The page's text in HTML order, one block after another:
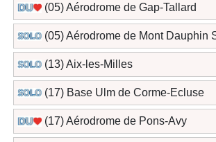
(05) Aérodrome de Gap-Tallard
(05) Aérodrome de Mont Dauphin
(13) Aix-les-Milles
(17) Base Ulm de Corme-Ecluse
(17) Aérodrome de Pons-Avy